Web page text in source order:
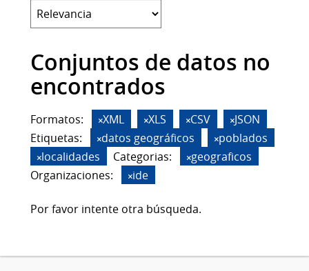
Conjuntos de datos no
encontrados
Formatos: XML XLS CSV
JSON
Etiquetas:
datos geográficos
poblados
localidades
Categorias:
geograficos
Organizaciones:
ide
Por favor intente otra búsqueda.